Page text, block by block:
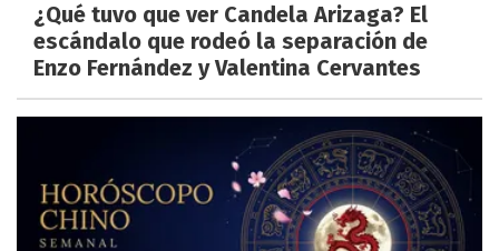
¿Qué tuvo que ver Candela Arizaga? El
escándalo que rodeó la separación de
Enzo Fernández y Valentina Cervantes